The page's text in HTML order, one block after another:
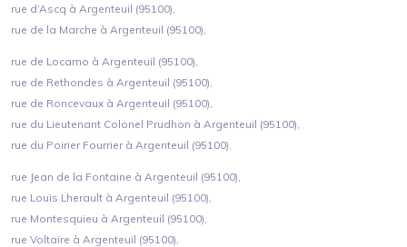
rue d’Ascq à Argenteuil (95100),
rue de la Marche à Argenteuil (95100),
rue de Locarno à Argenteuil (95100),
rue de Rethondes à Argenteuil (95100),
rue de Roncevaux à Argenteuil (95100),
rue du Lieutenant Colonel Prudhon à Argenteuil (95100),
rue du Poirier Fourrier à Argenteuil (95100),
rue Jean de la Fontaine à Argenteuil (95100),
rue Louis Lherault à Argenteuil (95100),
rue Montesquieu à Argenteuil (95100),
rue Voltaire à Argenteuil (95100),